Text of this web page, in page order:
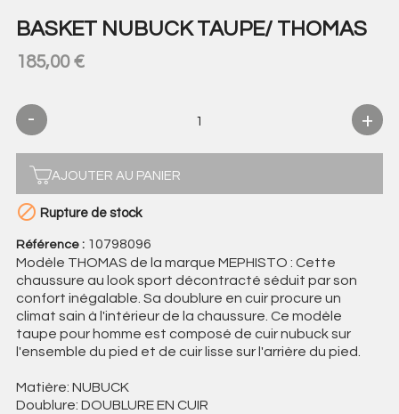
BASKET NUBUCK TAUPE/ THOMAS
185,00 €
AJOUTER AU PANIER
 Rupture de stock
Référence : 10798096
Modèle THOMAS de la marque MEPHISTO : Cette
chaussure au look sport décontracté séduit par son
confort inégalable. Sa doublure en cuir procure un
climat sain à l'intérieur de la chaussure. Ce modèle
taupe pour homme est composé de cuir nubuck sur
l'ensemble du pied et de cuir lisse sur l'arrière du pied.
Matière: NUBUCK
Doublure: DOUBLURE EN CUIR